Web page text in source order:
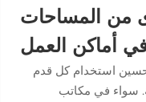
من المساحات
أماكن العمل
استخدام كل قدم
سواء في مكاتب